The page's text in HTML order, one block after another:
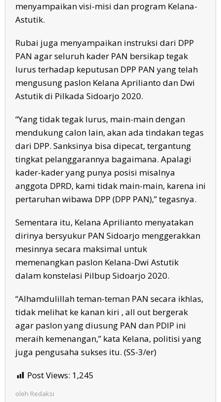
menyampaikan visi-misi dan program Kelana-
Astutik.
Rubai juga menyampaikan instruksi dari DPP
PAN agar seluruh kader PAN bersikap tegak
lurus terhadap keputusan DPP PAN yang telah
mengusung paslon Kelana Aprilianto dan Dwi
Astutik di Pilkada Sidoarjo 2020.
“Yang tidak tegak lurus, main-main dengan
mendukung calon lain, akan ada tindakan tegas
dari DPP. Sanksinya bisa dipecat, tergantung
tingkat pelanggarannya bagaimana. Apalagi
kader-kader yang punya posisi misalnya
anggota DPRD, kami tidak main-main, karena ini
pertaruhan wibawa DPP (DPP PAN),” tegasnya.
Sementara itu, Kelana Aprilianto menyatakan
dirinya bersyukur PAN Sidoarjo menggerakkan
mesinnya secara maksimal untuk
memenangkan paslon Kelana-Dwi Astutik
dalam konstelasi Pilbup Sidoarjo 2020.
“Alhamdulillah teman-teman PAN secara ikhlas,
tidak melihat ke kanan kiri , all out bergerak
agar paslon yang diusung PAN dan PDIP ini
meraih kemenangan,” kata Kelana, politisi yang
juga pengusaha sukses itu. (SS-3/er)
Post Views: 1,245
oleh Redaksi